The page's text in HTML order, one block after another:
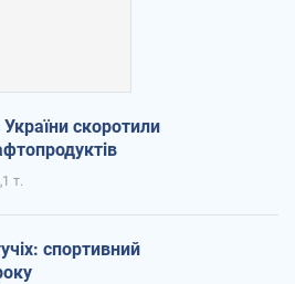
скоротили
т.
спортивний